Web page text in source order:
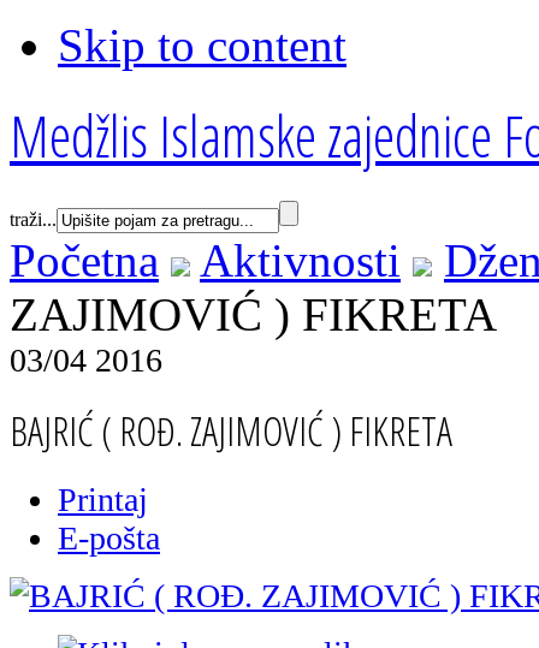
Skip to content
Medžlis Islamske zajednice
traži...
Početna Aktivnosti
ZAJIMOVIĆ ) FIKRETA
03/04 2016
BAJRIĆ ( ROĐ. ZAJIMOVIĆ ) FIKRETA
Printaj
E-pošta